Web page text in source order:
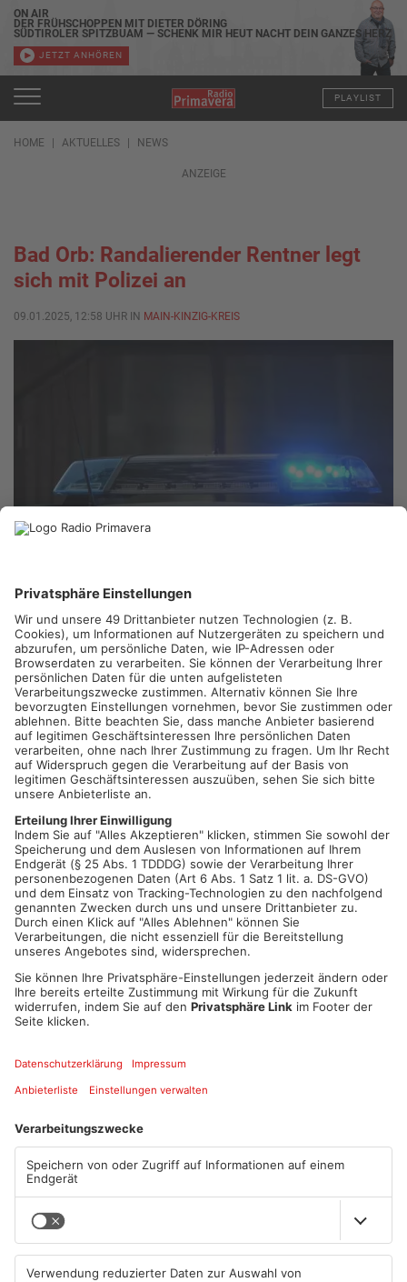
ON AIR
DER FRÜHSCHOPPEN MIT DIETER DÖRING
SÜDTIROLER SPITZBUAM — SCHENK MIR HEUT NACHT DEIN GANZES HERZ
JETZT ANHÖREN
PLAYLIST
HOME AKTUELLES NEWS
ANZEIGE
Bad Orb: Randalierender Rentner legt
sich mit Polizei an
09.01.2025, 12:58 UHR IN MAIN-KINZIG-KREIS
BAD ORB. Ein randalierender Rentner hat sich in Bad Orb mit
Polizeibeamten angelegt und einem von ihnen mit der Faust
ins Gesicht geschlagen. Offenbar war der 71-jährige betrunken,
wie die Polizei mitteilte.
Heftiger Widerstand gegen die Festnahme
Gegen seine Festnahme setzte sich der Mann ebenfalls heftig
zur Wehr, weshalb er jetzt mehrere Strafverfahren am Hals hat.
Was zu dem Faustschlag gegen den Beamten in Bad Orb
Artikel teilen
ANZEIGE
Mehr aus Main-
Kinzig-Kreis